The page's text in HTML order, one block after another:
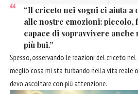
“Il criceto nei sogni ci aiuta a
alle nostre emozioni: piccolo,
capace di sopravvivere anche
più bui.”
Spesso, osservando le reazioni del criceto nel
meglio cosa mi sta turbando nella vita reale
devo ascoltare con più attenzione.